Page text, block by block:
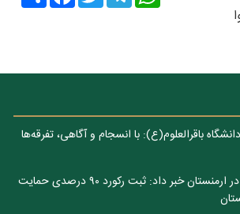
باقرالعلوم(ع): با انسجام و آگاهی، تفرقه‌ها
رایزن فرهنگی ایران در ارمنستان خبر داد: ثبت رکورد ۹۰ درصدی حمایت